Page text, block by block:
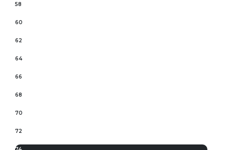
58
60
62
64
66
68
70
72